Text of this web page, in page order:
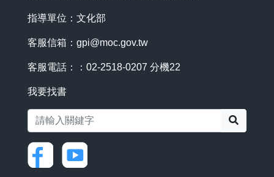
指導單位：文化部
客服信箱： gpi@moc.gov.tw
客服電話：：02-2518-0207 分機22
我要找書